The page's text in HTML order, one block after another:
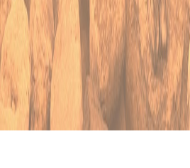
Baidak.ru
О baidak.ru
О проекте
Пользовательское
соглашение
Политика
конфидециальности